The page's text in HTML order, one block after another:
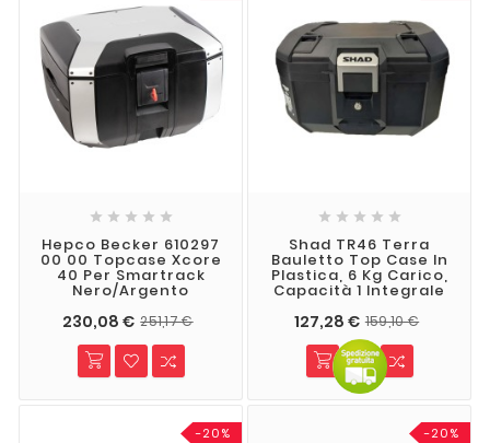
    
Hepco Becker 610297
00 00 Topcase Xcore
40 Per Smartrack
Nero/argento
230,08 € 251,17 €
    
Shad TR46 Terra
Bauletto Top Case In
Plastica, 6 Kg Carico,
Capacità 1 Integrale
127,28 € 159,10 €
-20% -20%